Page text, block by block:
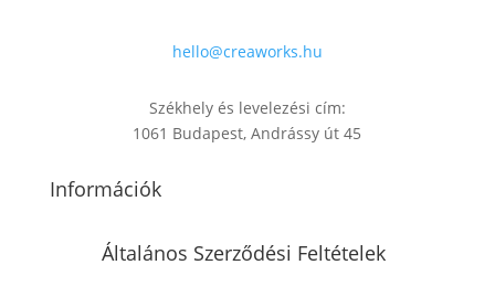
hello@creaworks.hu
Székhely és levelezési cím:
1061 Budapest, Andrássy út 45
Információk
Általános Szerződési Feltételek